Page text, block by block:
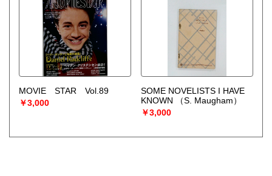
MOVIE STAR Vol.89
￥3,000
SOME NOVELISTS I HAVE
KNOWN
（S. Maugham）
￥3,000